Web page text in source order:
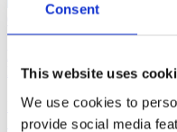
Consent
This website uses
We use cookies to
provide social media
03/12/19 Italia Viva
Italia Viva non ci sta più"
Intervista di Maria Teresa
Sera